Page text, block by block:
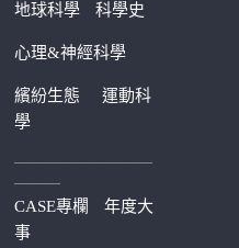
地球科學 科學史
心理&神經科學
繽紛生態運動科
學
—————————
———
CASE專欄
年度大
事